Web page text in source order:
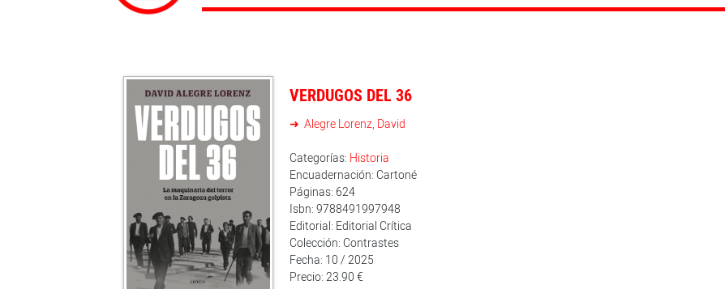
VERDUGOS DEL 36
Alegre Lorenz, David
Categorías: Historia
Encuadernación: Cartoné
Páginas: 624
Isbn: 9788491997948
Editorial: Editorial Crítica
Colección: Contrastes
Fecha: 10 / 2025
Precio: 23.90 €